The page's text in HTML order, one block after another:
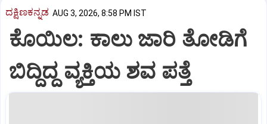
ದಕ್ಷಿಣಕನ್ನಡ AUG 3, 2026, 8:58 PM IST
ಕೊಯಿಲ: ಕಾಲು ಜಾರಿ ತೋಡಿಗೆ
ಬಿದ್ದಿದ್ದ ವ್ಯಕ್ತಿಯ ಶವ ಪತ್ತೆ